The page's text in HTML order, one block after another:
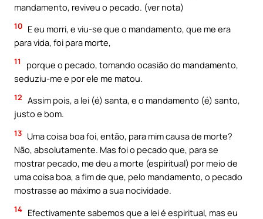
mandamento, reviveu o pecado. (ver nota)
10 E eu morri, e viu-se que o mandamento, que me era
para vida, foi para morte,
11
porque o pecado, tomando ocasião do mandamento,
seduziu-me e por ele me matou.
12 Assim pois, a lei (é) santa, e o mandamento (é) santo,
justo e bom.
13 Uma coisa boa foi, então, para mim causa de morte?
Não, absolutamente. Mas foi o pecado que, para se
mostrar pecado, me deu a morte (espiritual) por meio de
uma coisa boa, a fim de que, pelo mandamento, o pecado
mostrasse ao máximo a sua nocividade.
14 Efectivamente sabemos que a lei é espiritual, mas eu